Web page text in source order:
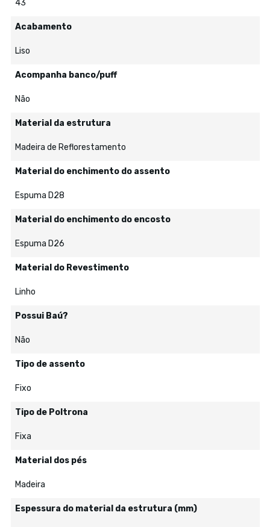
43
Acabamento
Liso
Acompanha banco/puff
Não
Material da estrutura
Madeira de Reflorestamento
Material do enchimento do assento
Espuma D28
Material do enchimento do encosto
Espuma D26
Material do Revestimento
Linho
Possui Baú?
Não
Tipo de assento
Fixo
Tipo de Poltrona
Fixa
Material dos pés
Madeira
Espessura do material da estrutura (mm)